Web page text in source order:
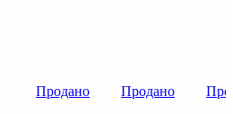
Продано Продано